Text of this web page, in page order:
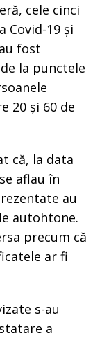
cele cinci
Covid-19 și
fost
la punctele
20 și 60 de
că, la data
aflau în
au
autohtone.
precum că
ar fi
s-au
a